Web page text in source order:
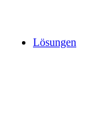
Lösungen